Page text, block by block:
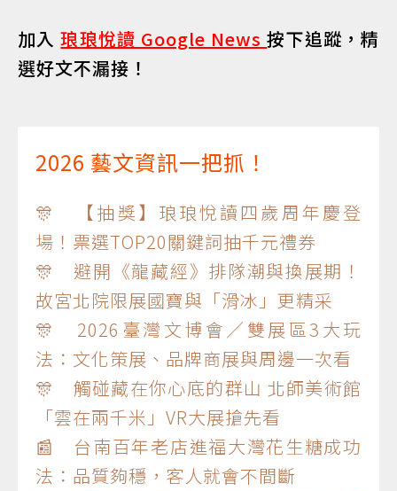
加入琅琅悅讀 Google News按下追蹤，精
選好文不漏接！
2026 藝文資訊一把抓！
🎊 【抽獎】琅琅悅讀四歲周年慶登
場！票選TOP20關鍵詞抽千元禮券
🎊 避開《龍藏經》排隊潮與換展期！
故宮北院限展國寶與「滑冰」更精采
🎊 2026臺灣文博會／雙展區3大玩
法：文化策展、品牌商展與周邊一次看
🎊 觸碰藏在你心底的群山 北師美術館
「雲在兩千米」VR大展搶先看
📰 台南百年老店進福大灣花生糖成功
法：品質夠穩，客人就會不間斷